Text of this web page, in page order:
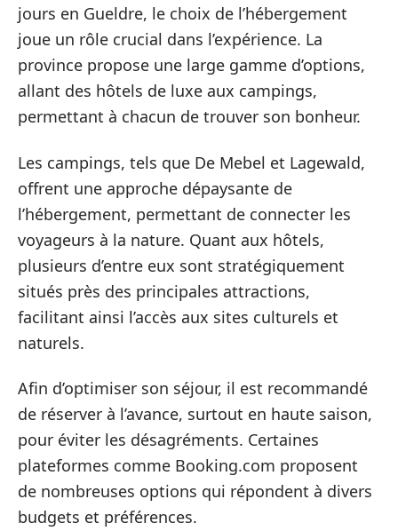
jours en Gueldre, le choix de l’hébergement
joue un rôle crucial dans l’expérience. La
province propose une large gamme d’options,
allant des hôtels de luxe aux campings,
permettant à chacun de trouver son bonheur.
Les campings, tels que De Mebel et Lagewald,
offrent une approche dépaysante de
l’hébergement, permettant de connecter les
voyageurs à la nature. Quant aux hôtels,
plusieurs d’entre eux sont stratégiquement
situés près des principales attractions,
facilitant ainsi l’accès aux sites culturels et
naturels.
Afin d’optimiser son séjour, il est recommandé
de réserver à l’avance, surtout en haute saison,
pour éviter les désagréments. Certaines
plateformes comme Booking.com proposent
de nombreuses options qui répondent à divers
budgets et préférences.